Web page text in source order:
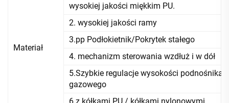
Materiał
wysokiej jakości miękkim PU.
2. wysokiej jakości ramy
3.pp Podłokietnik/Pokrytek stałego
4. mechanizm sterowania wzdłuż i w dół
5.Szybkie regulacje wysokości podnośnika
gazowego